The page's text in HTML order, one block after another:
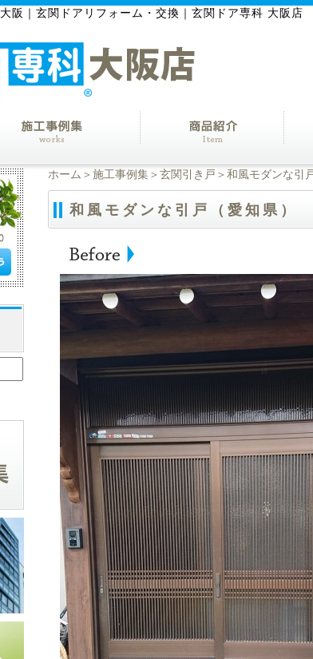
大阪｜玄関ドアリフォーム・交換｜玄関ドア専科 大阪店
ホーム ＞ 施工事例集 ＞ 玄関引き戸 ＞和風モダンな引
和風モダンな引戸（愛知県）